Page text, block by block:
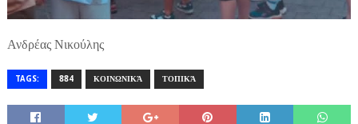
Ανδρέας Νικούλης
TAGS: 884 ΚΟΙΝΩΝΙΚΆ ΤΟΠΙΚΆ